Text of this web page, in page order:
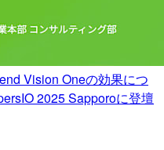
Vision Oneの効果につ
2025 Sapporoに登壇